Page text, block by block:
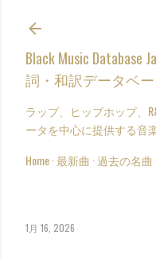
スキップして
Black Music
詞・和訳データベー
ラップ、ヒップホップ、
ータを中心に提供する音
Home 最新曲 過去の名曲
1月 16, 2026